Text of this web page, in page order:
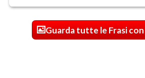
Guarda tutte le Frasi